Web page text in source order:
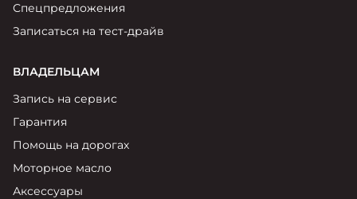
Спецпредложения
Записаться на тест-драйв
ВЛАДЕЛЬЦАМ
Запись на сервис
Гарантия
Помощь на дорогах
Моторное масло
Аксессуары